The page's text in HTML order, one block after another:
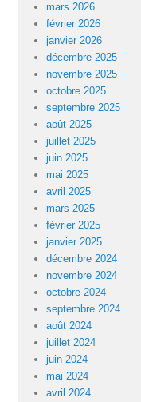
mars 2026
février 2026
janvier 2026
décembre 2025
novembre 2025
octobre 2025
septembre 2025
août 2025
juillet 2025
juin 2025
mai 2025
avril 2025
mars 2025
février 2025
janvier 2025
décembre 2024
novembre 2024
octobre 2024
septembre 2024
août 2024
juillet 2024
juin 2024
mai 2024
avril 2024